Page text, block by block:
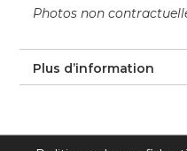
Photos non
Plus d’information